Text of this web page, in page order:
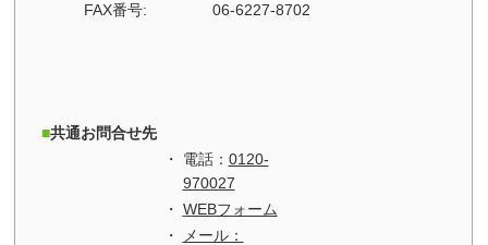
FAX番号:
06-6227-8702
共通お問合せ先
電話： 0120-
970027
WEBフォーム
メール：